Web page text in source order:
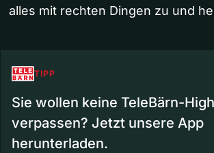
alles mit rechten Dingen zu und
TIPP
Sie wollen keine TeleBärn-
verpassen? Jetzt unsere App
herunterladen.